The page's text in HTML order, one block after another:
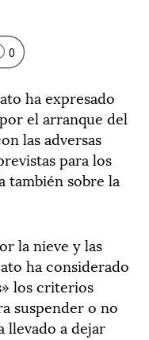
0
ha expresado
el arranque del
las adversas
para los
también sobre la
la nieve y las
ha considerado
los criterios
suspender o no
llevado a dejar